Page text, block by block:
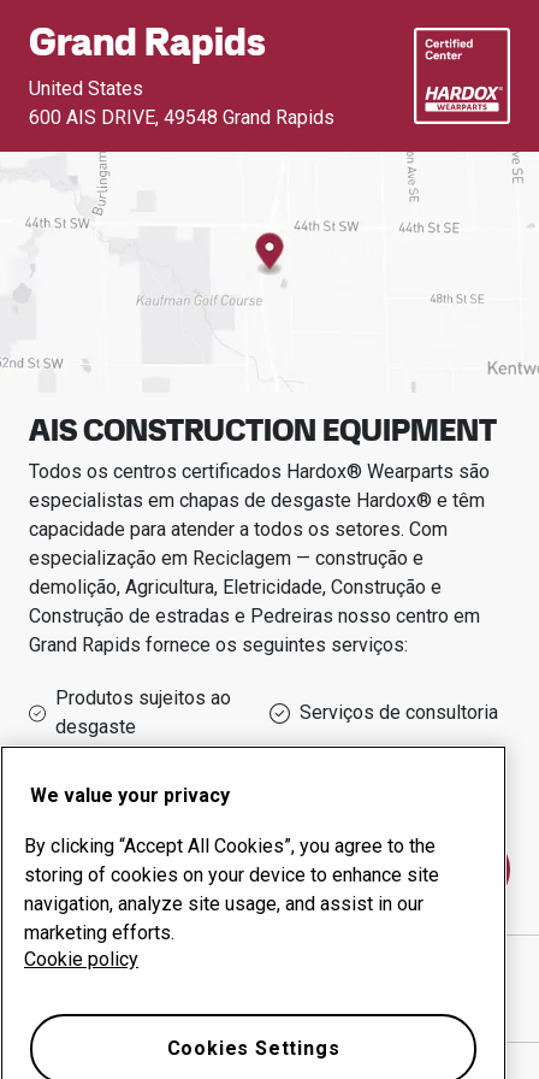
Grand Rapids
United States
600 AIS DRIVE, 49548 Grand Rapids
AIS CONSTRUCTION EQUIPMENT
Todos os centros certificados Hardox® Wearparts são
especialistas em chapas de desgaste Hardox® e têm
capacidade para atender a todos os setores. Com
especialização em Reciclagem — construção e
demolição, Agricultura, Eletricidade, Construção e
Construção de estradas e Pedreiras nosso centro em
Grand Rapids fornece os seguintes serviços:
Produtos sujeitos ao
desgaste
Serviços de consultoria
de funcionamento
Fale conosco
AIS CONSTRUCTION EQUIPMENT
We value your privacy
By clicking “Accept All Cookies”, you agree to the
storing of cookies on your device to enhance site
navigation, analyze site usage, and assist in our
marketing efforts.
Cookie policy
Cookies Settings